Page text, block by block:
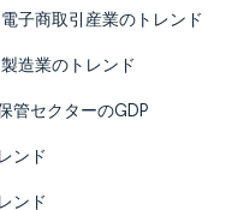
子商取引産業のトレンド
造業のトレンド
管セクターのGDP
ンド
ンド